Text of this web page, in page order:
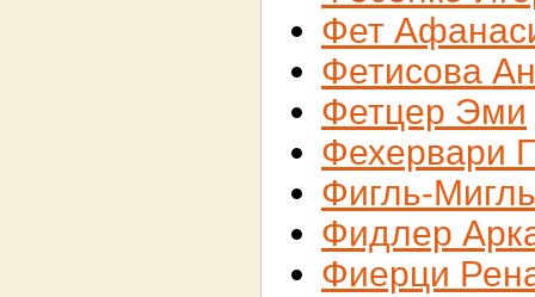
Фет
Фетисова
Фетцер Эми
Фехервари
Фигль-Мигль
Фидлер
Фиерци